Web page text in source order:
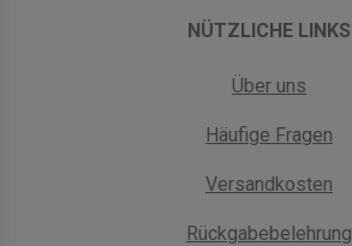
NÜTZLICHE LINKS
Über uns
Häufige Fragen
Versandkosten
Rückgabebelehrung